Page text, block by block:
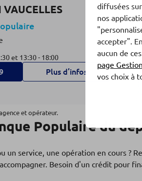
et 13:30 - 18:00
Plus d’infos
ST ETIENNE
et 13:30 - 18:00
et opérateur.
Populaire du
un service, une opération en cours ?
Besoin d'un crédit pour
diffusées
nos
accepter".
aucun de
page
vos choix à